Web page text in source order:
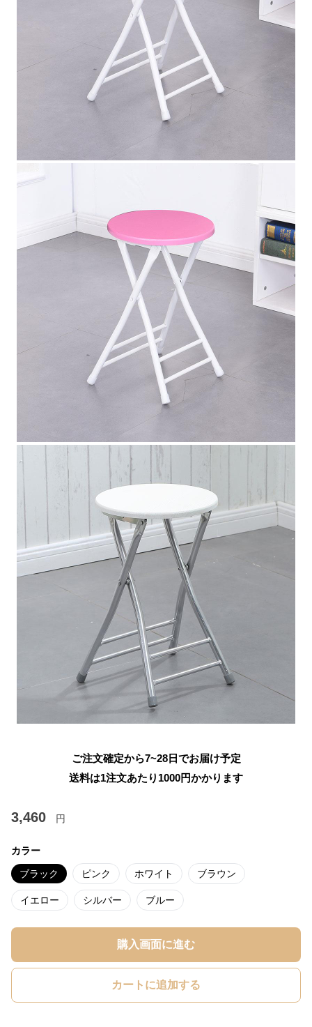
ご注文確定から7~28日でお届け予定
送料は1注文あたり 1000円かかります
3,460 円
カラー
ブラック ピンク ホワイト ブラウン
イエロー シルバー ブルー
購入画面に進む
カートに追加する